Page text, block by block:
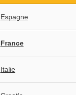
Espagne
France
Italie